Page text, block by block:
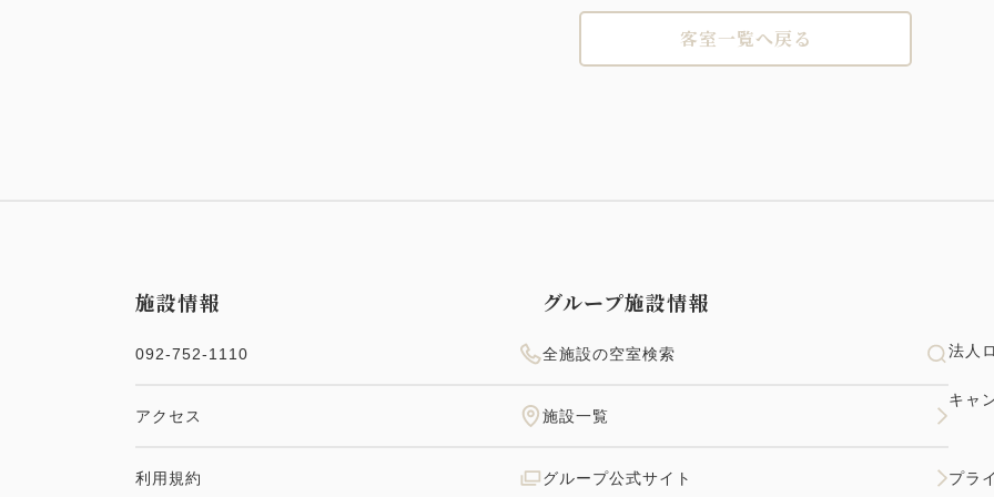
客室一覧へ戻る
施設情報
092-752-1110
アクセス
利用規約
グループ施設情報
全施設の空室検索
施設一覧
グループ公式サイト
法人
キャ
プラ